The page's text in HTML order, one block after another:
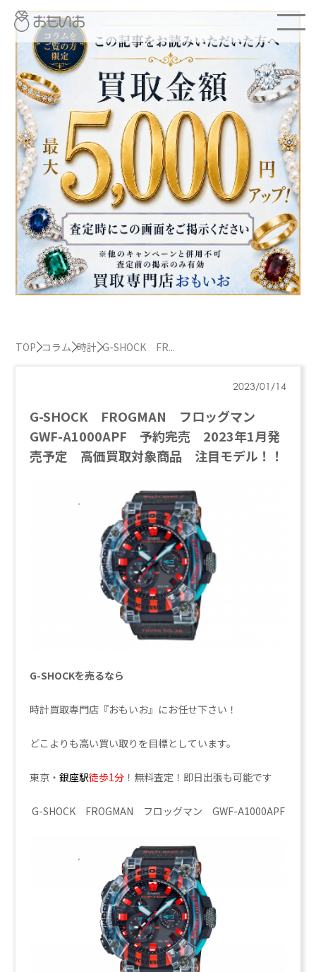
TOP コラム 時計 G-SHOCK FR...
2023/01/14
G-SHOCK FROGMAN フロッグマン
GWF-A1000APF 予約完売 2023年1月発
売予定 高価買取対象商品 注目モデル！！
G-SHOCKを売るなら
時計買取専門店『おもいお』にお任せ下さい！
どこよりも高い買い取りを目標としています。
東京・銀座駅徒歩1分 ！無料査定！即日出張も可能です
G-SHOCK FROGMAN フロッグマン GWF-A1000APF